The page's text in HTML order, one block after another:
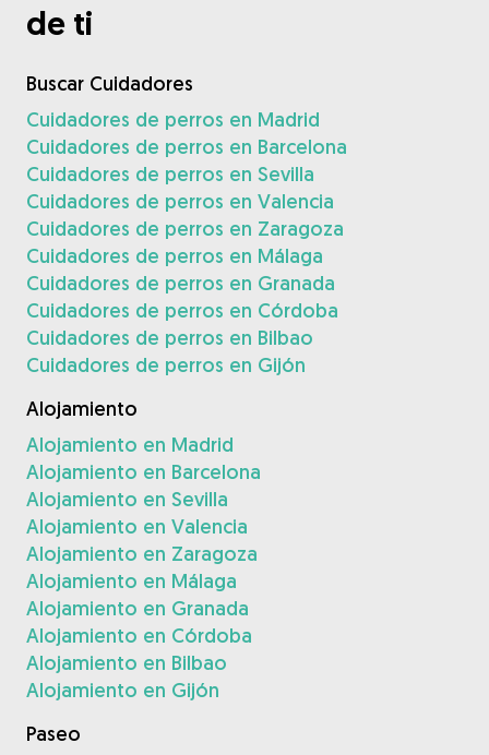
de ti
Buscar Cuidadores
Cuidadores de perros en Madrid
Cuidadores de perros en Barcelona
Cuidadores de perros en Sevilla
Cuidadores de perros en Valencia
Cuidadores de perros en Zaragoza
Cuidadores de perros en Málaga
Cuidadores de perros en Granada
Cuidadores de perros en Córdoba
Cuidadores de perros en Bilbao
Cuidadores de perros en Gijón
Alojamiento
Alojamiento en Madrid
Alojamiento en Barcelona
Alojamiento en Sevilla
Alojamiento en Valencia
Alojamiento en Zaragoza
Alojamiento en Málaga
Alojamiento en Granada
Alojamiento en Córdoba
Alojamiento en Bilbao
Alojamiento en Gijón
Paseo